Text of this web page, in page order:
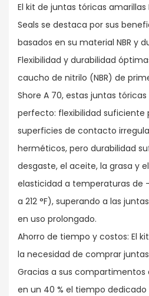
El kit de juntas tóricas amarillas
Seals se destaca por sus
basados ​​en su material NBR y
Flexibilidad y durabilidad
caucho de nitrilo (NBR) de
Shore A 70, estas juntas
perfecto: flexibilidad suficiente
superficies de contacto
herméticos, pero durabilidad
desgaste, el aceite, la grasa y
elasticidad a temperaturas de
a 212 °F), superando a las
en uso prolongado.
Ahorro de tiempo y costos: El
la necesidad de comprar
Gracias a sus
en un 40 % el tiempo